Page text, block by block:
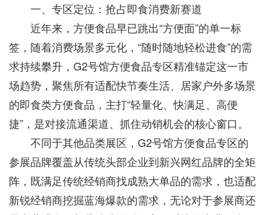
一、专区定位：抢占即食消费新赛道
近年来，方便食品早已跳出“方便面”的单一标
签，随着消费场景多元化，“随时随地轻松进食”的需
求持续攀升，G2号馆方便食品专区精准锚定这一市
场趋势，聚焦所有适配快节奏生活、居家户外多场景
的即食类方便食品，主打“轻量化、快满足、高便
捷”，是对接流通渠道、抓住动销机会的核心窗口。
不同于其他品类展区，G2号馆方便食品专区的
参展品牌覆盖从传统头部企业到新兴网红品牌的全矩
阵，既满足传统经销商找成熟大单品的需求，也适配
新锐经销商挖掘蓝海爆款的需求，无论对于参展商还